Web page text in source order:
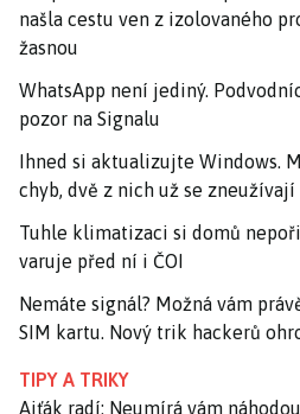
našla cestu ven z izolovaného
žasnou
WhatsApp není jediný.
pozor na Signalu
Ihned si aktualizujte Windows.
chyb, dvě z nich už se zneužívají
Tuhle klimatizaci si domů
varuje před ní i ČOI
Nemáte signál? Možná vám
SIM kartu. Nový trik hackerů
TIPY A TRIKY
Ajťák radí: Neumírá vám